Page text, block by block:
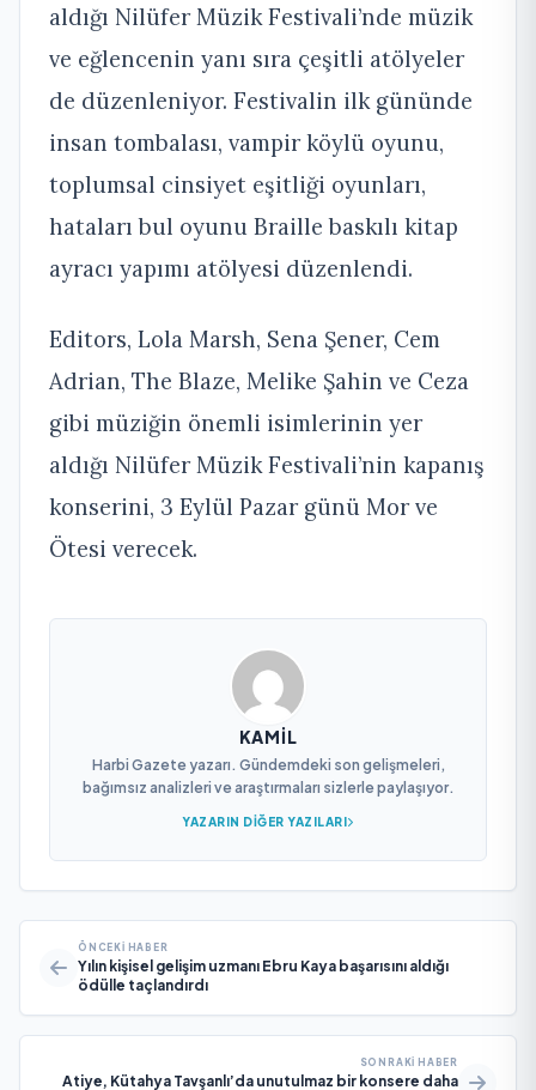
aldığı Nilüfer Müzik Festivali’nde müzik
ve eğlencenin yanı sıra çeşitli atölyeler
de düzenleniyor. Festivalin ilk gününde
insan tombalası, vampir köylü oyunu,
toplumsal cinsiyet eşitliği oyunları,
hataları bul oyunu Braille baskılı kitap
ayracı yapımı atölyesi düzenlendi.
Editors, Lola Marsh, Sena Şener, Cem
Adrian, The Blaze, Melike Şahin ve Ceza
gibi müziğin önemli isimlerinin yer
aldığı Nilüfer Müzik Festivali’nin kapanış
konserini, 3 Eylül Pazar günü Mor ve
Ötesi verecek.
KAMIL
Harbi Gazete yazarı. Gündemdeki son gelişmeleri,
bağımsız analizleri ve araştırmaları sizlerle paylaşıyor.
YAZARIN DIĞER YAZILARI
ÖNCEKI HABER
Yılın kişisel gelişim uzmanı Ebru Kaya başarısını aldığı
ödülle taçlandırdı
SONRAKI HABER
Atiye, Kütahya Tavşanlı’da unutulmaz bir konsere daha